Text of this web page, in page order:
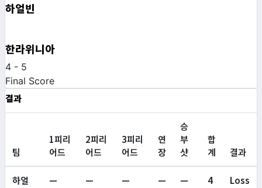
하얼빈
한라위니아
4 - 5
Final Score
결과
팀
1피리
어드
2피리
어드
3피리
어드
연
장
승
부
샷
합
계
결과
하얼
— — — — — 4 Loss